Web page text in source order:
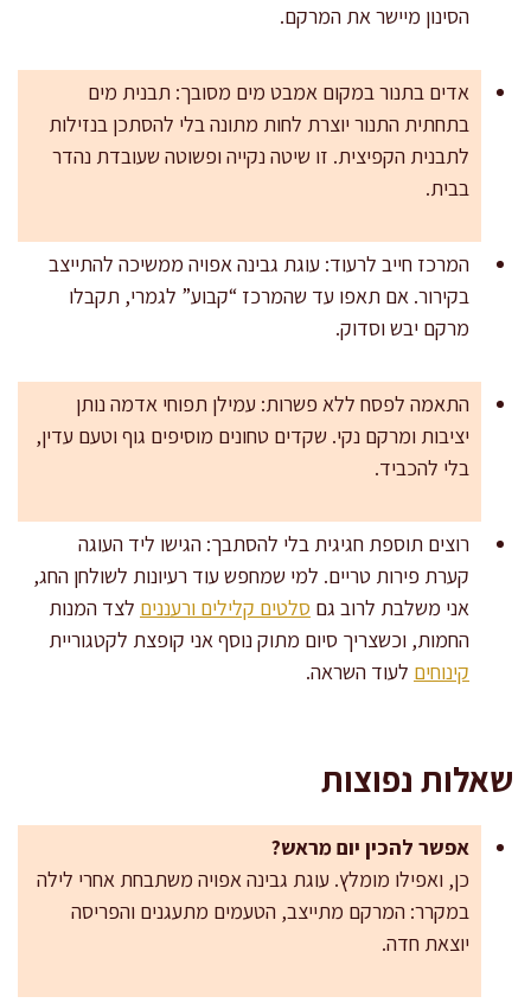
הסינון מיישר את המרקם.
אדים בתנור במקום אמבט מים מסובך: תבנית מים
בתחתית התנור יוצרת לחות מתונה בלי להסתכן בנזילות
לתבנית הקפיצית. זו שיטה נקייה ופשוטה שעובדת נהדר
בבית.
המרכז חייב לרעוד: עוגת גבינה אפויה ממשיכה להתייצב
בקירור. אם תאפו עד שהמרכז “קבוע” לגמרי, תקבלו
מרקם יבש וסדוק.
התאמה לפסח ללא פשרות: עמילן תפוחי אדמה נותן
יציבות ומרקם נקי. שקדים טחונים מוסיפים גוף וטעם עדין,
בלי להכביד.
רוצים תוספת חגיגית בלי להסתבך: הגישו ליד העוגה
קערת פירות טריים. למי שמחפש עוד רעיונות לשולחן החג,
אני משלבת לרוב גם סלטים קלילים ורעננים לצד המנות
החמות, וכשצריך סיום מתוק נוסף אני קופצת לקטגוריית
קינוחים לעוד השראה.
שאלות נפוצות
אפשר להכין יום מראש?
כן, ואפילו מומלץ. עוגת גבינה אפויה משתבחת אחרי לילה
במקרר: המרקם מתייצב, הטעמים מתעגנים והפריסה
יוצאת חדה.